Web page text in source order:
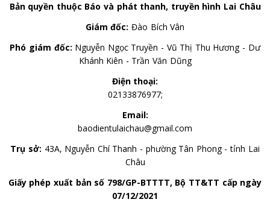
Bản quyền thuộc Báo và phát thanh, truyền hình Lai Châu
Giám đốc: Đào Bích Vân
Phó giám đốc: Nguyễn Ngọc Truyền - Vũ Thị Thu Hương - Dư
Khánh Kiên - Trần Văn Dũng
Điện thoại:
02133876977;
Email:
baodientulaichau@gmail.com
Trụ sở: 43A, Nguyễn Chí Thanh - phường Tân Phong - tỉnh Lai
Châu
Giấy phép xuất bản số 798/GP-BTTTT, Bộ TT&TT cấp ngày
07/12/2021